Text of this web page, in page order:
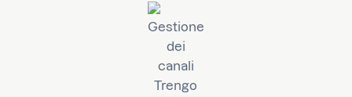
Gestione
dei
canali
Trengo